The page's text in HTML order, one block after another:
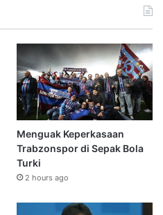
Menguak Keperkasaan
Trabzonspor di Sepak Bola
Turki
2 hours ago